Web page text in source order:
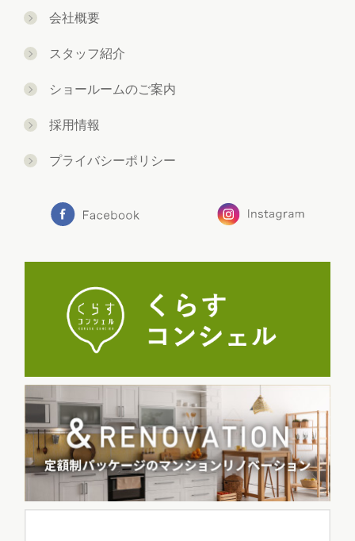
会社概要
スタッフ紹介
ショールームのご案内
採用情報
プライバシーポリシー